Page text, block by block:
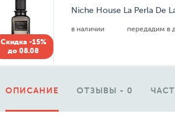
Скидка -15%
до 08.08
Niche House La Perla De
в наличии передадим в
ОПИСАНИЕ ОТЗЫВЫ - 0